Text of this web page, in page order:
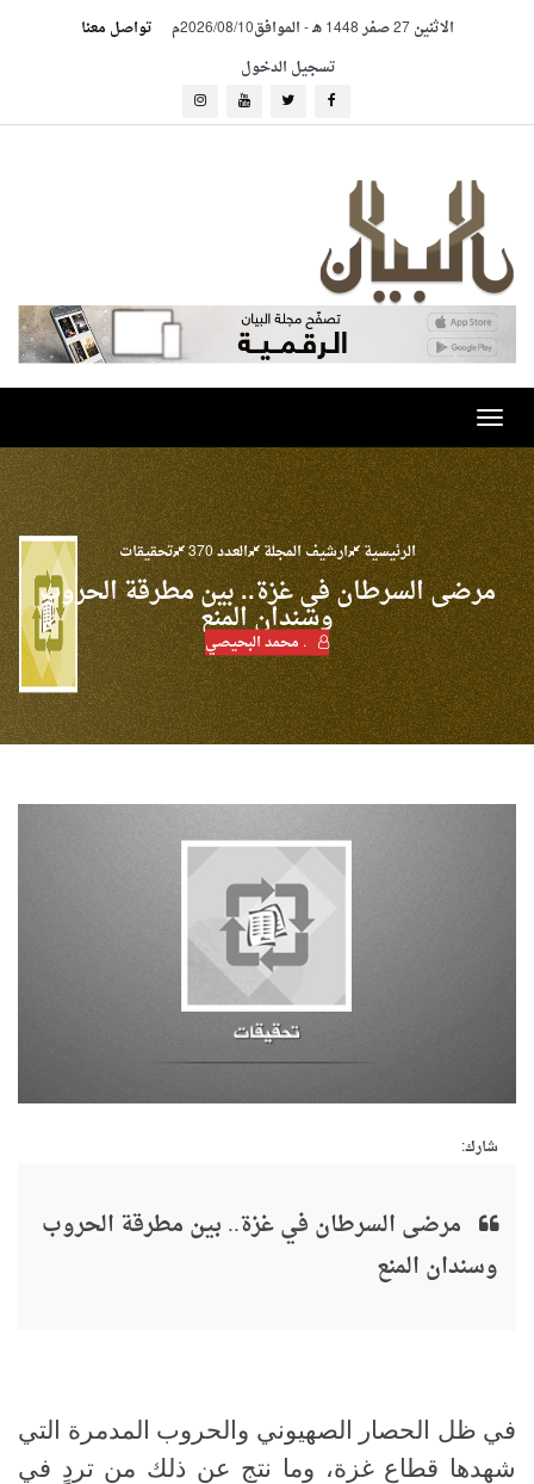
الاثنين 27 صفر 1448 هـ -الموافق2026/08/10م
تواصل معنا
تسجيل الدخول
Toggle
navigation
الرئيسية ارشيف المجلة العدد 370 تحقيقات
مرضى السرطان في غزة.. بين مطرقة الحروب
وسندان المنع
. محمد البحيصي
شارك:
مرضى السرطان في غزة.. بين مطرقة الحروب
وسندان المنع
في ظل الحصار الصهيوني والحروب المدمرة التي
شهدها قطاع غزة، وما نتج عن ذلك من تردٍ في